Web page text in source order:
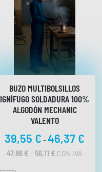
BUZO MULTIBOLSILLOS
IGNÍFUGO SOLDADURA 100%
ALGODÓN MECHANIC
VALENTO
39,55 € -46,37€
47,86 € - 56,11 € RCON IVA